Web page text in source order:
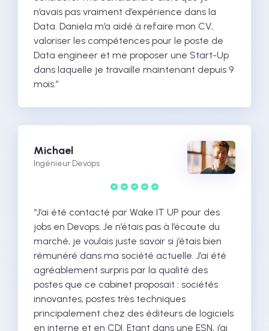
n’avais pas vraiment d’expérience dans la
Data. Daniela m’a aidé à refaire mon CV,
valoriser les compétences pour le poste de
Data engineer et me proposer une Start-Up
dans laquelle je travaille maintenant depuis 9
mois.”
Michael
Ingénieur Devops
“J’ai été contacté par Wake IT UP pour des
jobs en Devops. Je n’étais pas à l’écoute du
marché, je voulais juste savoir si j’étais bien
rémunéré dans ma société actuelle. J’ai été
agréablement surpris par la qualité des
postes que ce cabinet proposait : sociétés
innovantes, postes très techniques
principalement chez des éditeurs de logiciels
en interne et en CDI. Etant dans une ESN, j’ai